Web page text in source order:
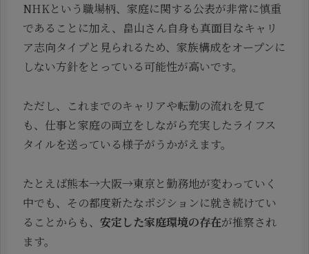
NHKという職場柄、家庭に関する公表が非常に慎重
であることに加え、畠山さん自身も真面目なキャリ
ア志向タイプと見られるため、家族構成をオープンに
しない方針をとっている可能性が高いです。
ただし、これまでのキャリアや転勤の流れを見て
も、仕事と家庭の両立をしながら充実したライフス
タイルを送っている様子がうかがえます。
たとえば熊本→大阪→東京と勤務地が変わっていく
中でも、その都度新たなポジションに就き続けてい
ることからも、 安定した家庭環境の存在が推察され
ます。